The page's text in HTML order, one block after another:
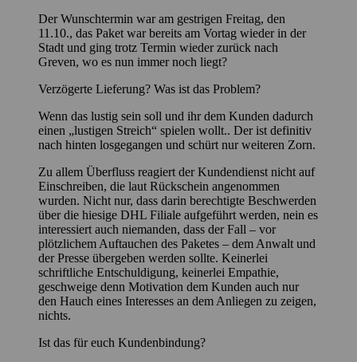
Der Wunschtermin war am gestrigen Freitag, den
11.10., das Paket war bereits am Vortag wieder in der
Stadt und ging trotz Termin wieder zurück nach
Greven, wo es nun immer noch liegt?
Verzögerte Lieferung? Was ist das Problem?
Wenn das lustig sein soll und ihr dem Kunden dadurch
einen „lustigen Streich“ spielen wollt.. Der ist definitiv
nach hinten losgegangen und schürt nur weiteren Zorn.
Zu allem Überfluss reagiert der Kundendienst nicht auf
Einschreiben, die laut Rückschein angenommen
wurden. Nicht nur, dass darin berechtigte Beschwerden
über die hiesige DHL Filiale aufgeführt werden, nein es
interessiert auch niemanden, dass der Fall – vor
plötzlichem Auftauchen des Paketes – dem Anwalt und
der Presse übergeben werden sollte. Keinerlei
schriftliche Entschuldigung, keinerlei Empathie,
geschweige denn Motivation dem Kunden auch nur
den Hauch eines Interesses an dem Anliegen zu zeigen,
nichts.
Ist das für euch Kundenbindung?